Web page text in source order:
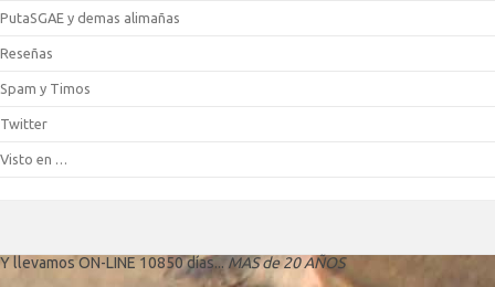
PutaSGAE y demas alimañas
Reseñas
Spam y Timos
Twitter
Visto en …
Y llevamos ON-LINE 10850 días...MAS de 20 AÑOS